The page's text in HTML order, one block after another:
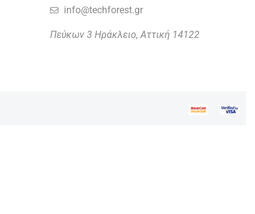
info@techforest.gr
Πεύκων 3 Ηράκλειο,Αττική 14122